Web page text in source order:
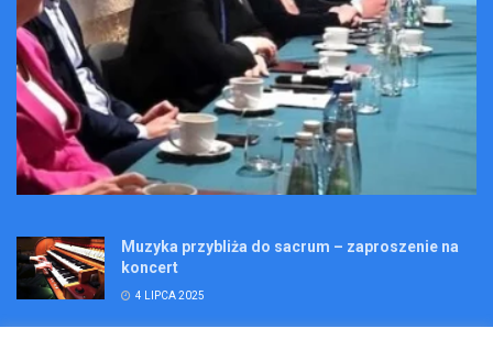
Muzyka przybliża do sacrum – zaproszenie na
koncert
4 LIPCA 2025